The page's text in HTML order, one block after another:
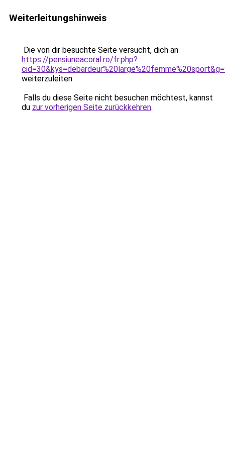
Weiterleitungshinweis
Die von dir besuchte Seite versucht, dich an
https://pensiuneacoral.ro/fr.php?
weiterzuleiten.
Falls du diese Seite nicht besuchen möchtest, kannst
du zur vorherigen Seite zurückkehren.